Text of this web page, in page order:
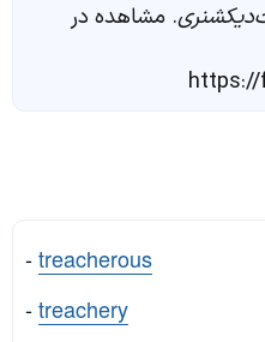
. مشاهده در
-treacherous
-treachery